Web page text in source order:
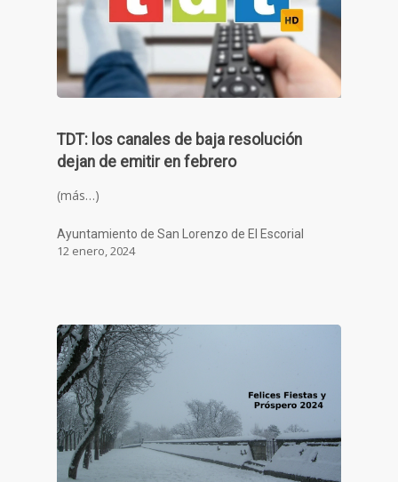
TDT: los canales de baja resolución
dejan de emitir en febrero
(más…)
Ayuntamiento de San Lorenzo de El Escorial
12 enero, 2024